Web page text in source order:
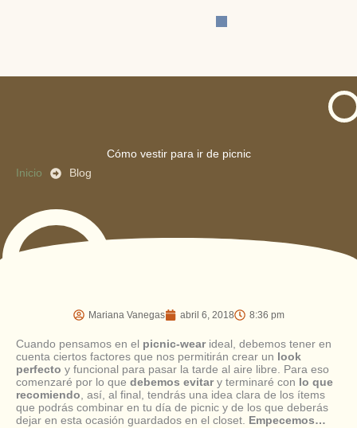
Cómo vestir para ir de picnic
Inicio
Blog
Mariana Vanegas abril 6, 2018 8:36 pm
Cuando pensamos en el picnic-wearideal, debemos tener en
cuenta ciertos factores que nos permitirán crear un look
perfecto y funcional para pasar la tarde al aire libre. Para eso
comenzaré por lo que debemos evitary terminaré con lo que
recomiendo , así, al final, tendrás una idea clara de los ítems
que podrás combinar en tu día de picnic y de los que deberás
dejar en esta ocasión guardados en el closet. Empecemos…